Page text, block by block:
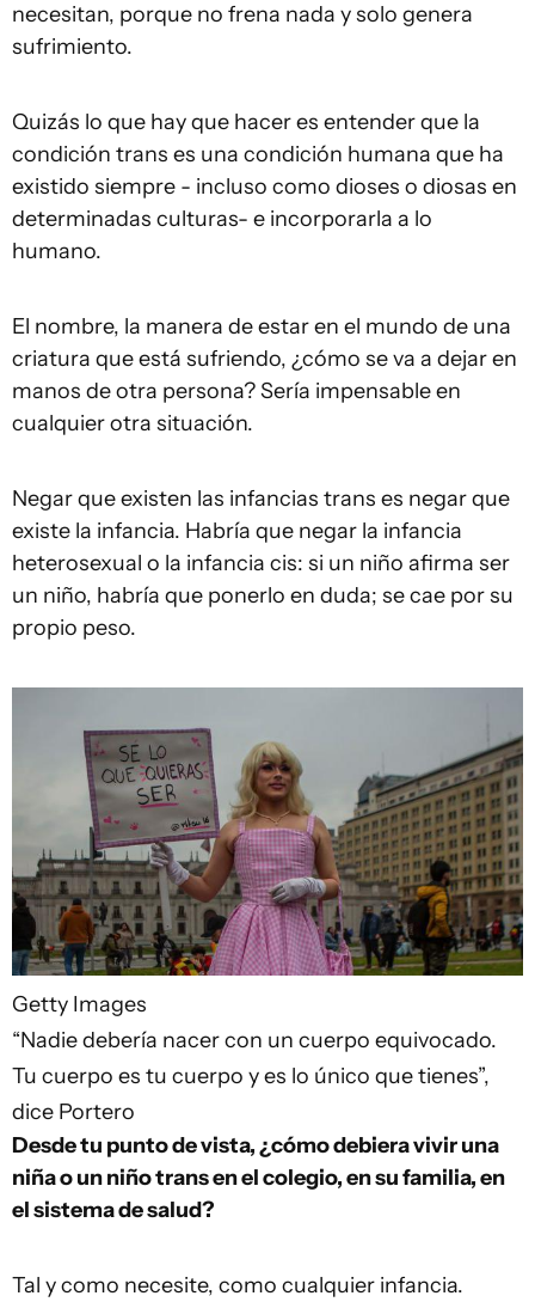
necesitan, porque no frena nada y solo genera
sufrimiento.
Quizás lo que hay que hacer es entender que la
condición trans es una condición humana que ha
existido siempre - incluso como dioses o diosas en
determinadas culturas- e incorporarla a lo
humano.
El nombre, la manera de estar en el mundo de una
criatura que está sufriendo, ¿cómo se va a dejar en
manos de otra persona? Sería impensable en
cualquier otra situación.
Negar que existen las infancias trans es negar que
existe la infancia. Habría que negar la infancia
heterosexual o la infancia cis: si un niño afirma ser
un niño, habría que ponerlo en duda; se cae por su
propio peso.
Getty Images
“Nadie debería nacer con un cuerpo equivocado.
Tu cuerpo es tu cuerpo y es lo único que tienes”,
dice Portero
Desde tu punto de vista, ¿cómo debiera vivir una
niña o un niño trans en el colegio, en su familia, en
el sistema de salud?
Tal y como necesite, como cualquier infancia.